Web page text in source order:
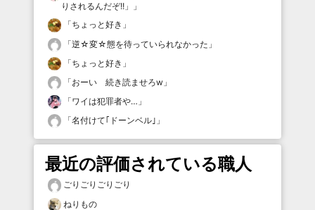
りされるんだぞ!!」
」
「ちょっと好き 」
「逆☆変☆態を待っていられなかった 」
「ちょっと好き 」
「おーい 続き読ませろw 」
「ワイは犯罪者や… 」
「名付けて｢ドーンベル｣ 」
最近の評価されている職人
ごりごりごりごり
ねりもの